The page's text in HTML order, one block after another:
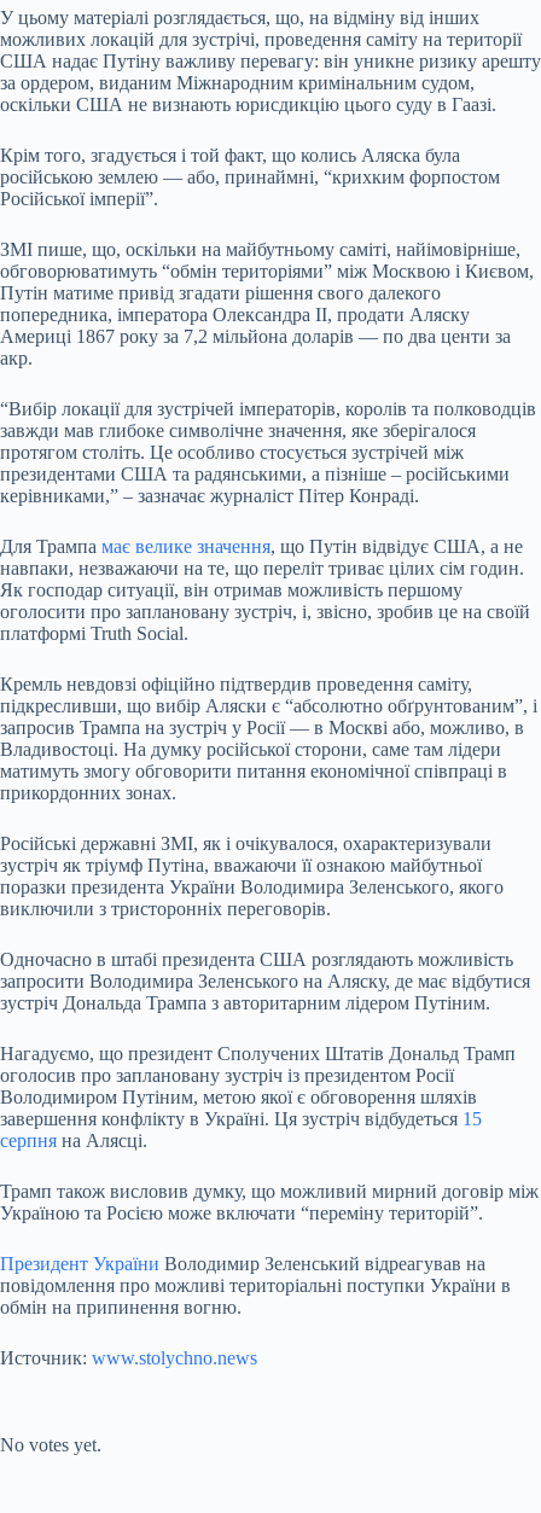
У цьому матеріалі розглядається, що, на відміну від інших
можливих локацій для зустрічі, проведення саміту на території
США надає Путіну важливу перевагу: він уникне ризику арешту
за ордером, виданим Міжнародним кримінальним судом,
оскільки США не визнають юрисдикцію цього суду в Гаазі.
Крім того, згадується і той факт, що колись Аляска була
російською землею — або, принаймні, “крихким форпостом
Російської імперії”.
ЗМІ пише, що, оскільки на майбутньому саміті, найімовірніше,
обговорюватимуть “обмін територіями” між Москвою і Києвом,
Путін матиме привід згадати рішення свого далекого
попередника, імператора Олександра II, продати Аляску
Америці 1867 року за 7,2 мільйона доларів — по два центи за
акр.
“Вибір локації для зустрічей імператорів, королів та полководців
завжди мав глибоке символічне значення, яке зберігалося
протягом століть. Це особливо стосується зустрічей між
президентами США та радянськими, а пізніше – російськими
керівниками,” – зазначає журналіст Пітер Конраді.
Для Трампа має велике значення, що Путін відвідує США, а не
навпаки, незважаючи на те, що переліт триває цілих сім годин.
Як господар ситуації, він отримав можливість першому
оголосити про заплановану зустріч, і, звісно, зробив це на своїй
платформі Truth Social.
Кремль невдовзі офіційно підтвердив проведення саміту,
підкресливши, що вибір Аляски є “абсолютно обґрунтованим”, і
запросив Трампа на зустріч у Росії — в Москві або, можливо, в
Владивостоці. На думку російської сторони, саме там лідери
матимуть змогу обговорити питання економічної співпраці в
прикордонних зонах.
Російські державні ЗМІ, як і очікувалося, охарактеризували
зустріч як тріумф Путіна, вважаючи її ознакою майбутньої
поразки президента України Володимира Зеленського, якого
виключили з тристоронніх переговорів.
Одночасно в штабі президента США розглядають можливість
запросити Володимира Зеленського на Аляску, де має відбутися
зустріч Дональда Трампа з авторитарним лідером Путіним.
Нагадуємо, що президент Сполучених Штатів Дональд Трамп
оголосив про заплановану зустріч із президентом Росії
Володимиром Путіним, метою якої є обговорення шляхів
завершення конфлікту в Україні. Ця зустріч відбудеться 15
серпня на Алясці.
Трамп також висловив думку, що можливий мирний договір між
Україною та Росією може включати “переміну територій”.
Президент України Володимир Зеленський відреагував на
повідомлення про можливі територіальні поступки України в
обмін на припинення вогню.
Источник: www.stolychno.news
No votes yet.